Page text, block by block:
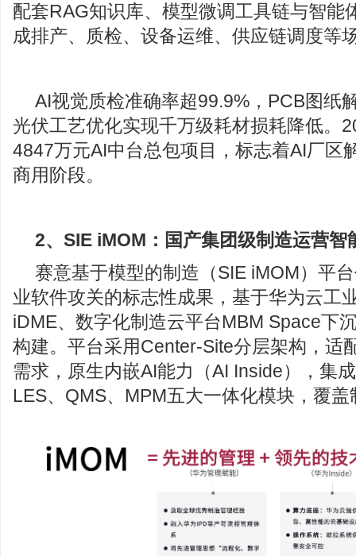
配套RAG知识库、模型微调工具链与智能
成排产、质检、设备运维、供应链调度等
AI视觉质检准确率超99.9%，PCB图纸
光伏工艺优化实现千万级耗材损耗降低。
4847万元AI中台总包项目，标志着AI厂区
商用阶段。
2、 SIE iMOM：国产集团级制造运营智
赛意基于模型的制造（SIE iMOM）平
业软件攻关的标志性成果，基于华为云工
iDME、数字化制造云平台MBM Space下
构建。平台采用Center-Site分层架构，适
需求，原生内嵌AI能力（AI Inside），集
LES、QMS、MPM五大一体化模块，覆